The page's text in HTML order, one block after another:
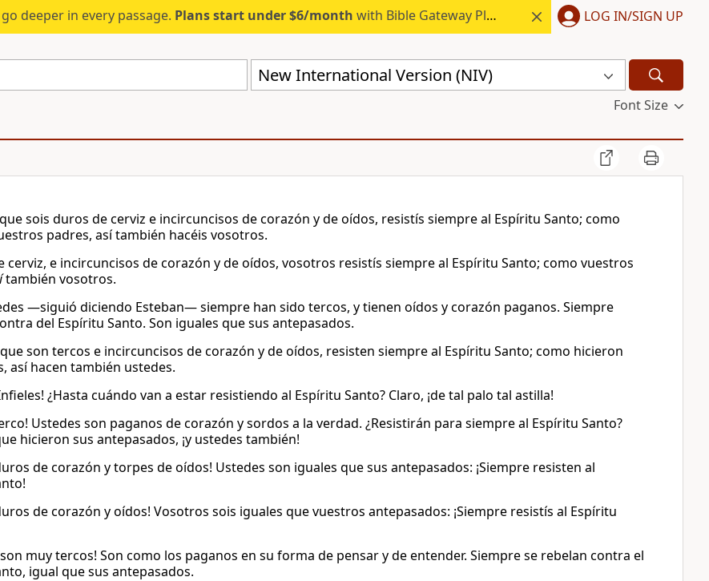
deeper in every passage. Plans start under $6/month with Bible Gateway Plus. LOG IN/SIGN UP
New International Version (NIV)
Font Size
sois duros de cerviz e incircuncisos de corazón y de oídos, resistís siempre al Espíritu Santo; como
padres, así también hacéis vosotros.
cerviz, e incircuncisos de corazón y de oídos, vosotros resistís siempre al Espíritu Santo; como vuestros
también vosotros.
—siguió diciendo Esteban— siempre han sido tercos, y tienen oídos y corazón paganos. Siempre
del Espíritu Santo. Son iguales que sus antepasados.
son tercos e incircuncisos de corazón y de oídos, resisten siempre al Espíritu Santo; como hicieron
así hacen también ustedes.
¿Hasta cuándo van a estar resistiendo al Espíritu Santo? Claro, ¡de tal palo tal astilla!
Ustedes son paganos de corazón y sordos a la verdad. ¿Resistirán para siempre al Espíritu Santo?
hicieron sus antepasados, ¡y ustedes también!
de corazón y torpes de oídos! Ustedes son iguales que sus antepasados: ¡Siempre resisten al
de corazón y oídos! Vosotros sois iguales que vuestros antepasados: ¡Siempre resistís al Espíritu
son muy tercos! Son como los paganos en su forma de pensar y de entender. Siempre se rebelan contra el
igual que sus antepasados.